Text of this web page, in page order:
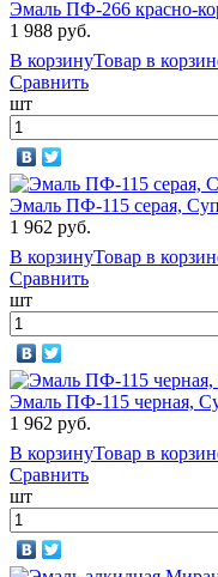
Эмаль ПФ-266 красно-
1 988 руб.
В корзинуТовар в
Сравнить
шт
Эмаль ПФ-115 серая,
1 962 руб.
В корзинуТовар в
Сравнить
шт
Эмаль ПФ-115 черная,
1 962 руб.
В корзинуТовар в
Сравнить
шт